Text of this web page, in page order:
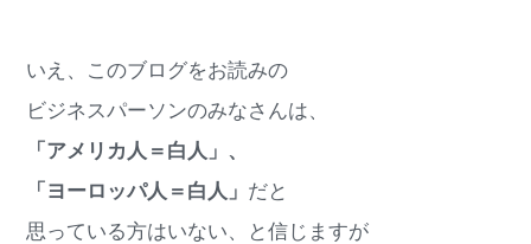
いえ、このブログをお読みの
ビジネスパーソンのみなさんは、
「アメリカ人＝白人」、
「ヨーロッパ人＝白人」 だと
思っている方はいない、と信じますが